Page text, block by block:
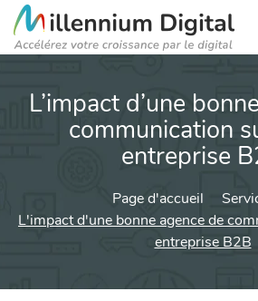
L’impact d’une
communication
entreprise
Page d'accueil
L'impact d'une bonne agence de
entreprise B2B